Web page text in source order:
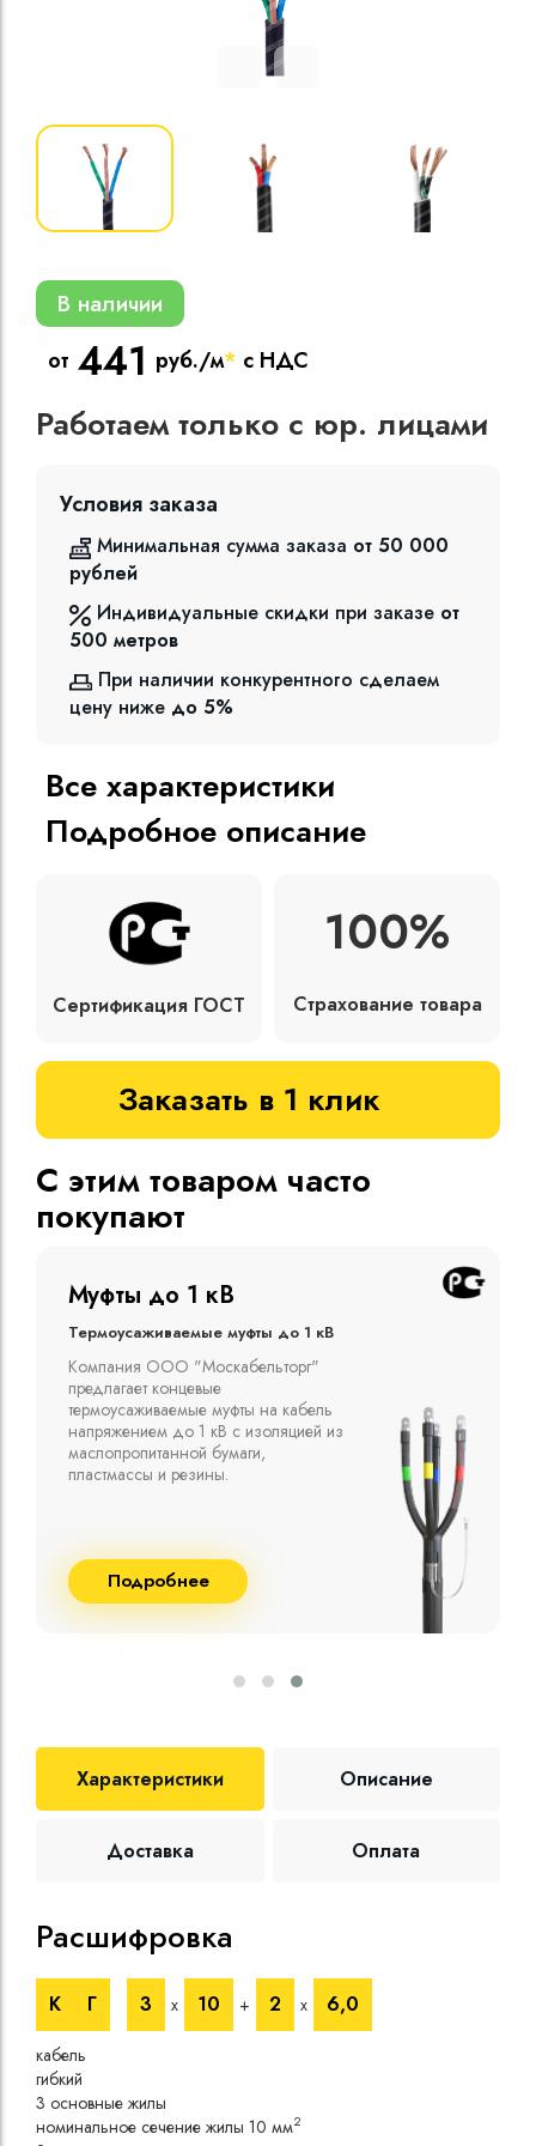
Кабели
изоляцией
В наличии
от 441 руб./м* с НДС
Работаем только с юр. лицами
Условия заказа
Минимальная сумма заказа от 50 000
рублей
Индивидуальные скидки при заказе от
500 метров
При наличии конкурентного сделаем
цену ниже до 5%
Все характеристики
Подробное описание
Сертификация ГОСТ
100%
Страхование товара
Заказать в 1 клик
С этим товаром часто
покупают
Муфты до 1 кВ
Термоусаживаемые муфты до 1 кВ
Компания ООО "Москабельторг"
предлагает концевые
термоусаживаемые муфты на кабель
напряжением до 1 кВ с изоляцией из
маслопропитанной бумаги,
пластмассы и резины.
Подробнее
Характеристики Описание
Доставка Оплата
Расшифровка
К Г 3 х 10 + 2 х 6,0
кабель
гибкий
3 основные жилы
номинальное сечение жилы 10 мм2